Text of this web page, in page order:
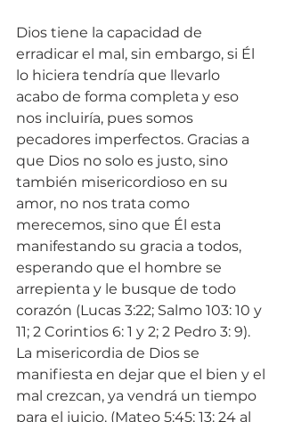
Dios tiene la capacidad de
erradicar el mal, sin embargo, si Él
lo hiciera tendría que llevarlo
acabo de forma completa y eso
nos incluiría, pues somos
pecadores imperfectos. Gracias a
que Dios no solo es justo, sino
también misericordioso en su
amor, no nos trata como
merecemos, sino que Él esta
manifestando su gracia a todos,
esperando que el hombre se
arrepienta y le busque de todo
corazón (Lucas 3:22; Salmo 103: 10 y
11; 2 Corintios 6: 1 y 2; 2 Pedro 3: 9).
La misericordia de Dios se
manifiesta en dejar que el bien y el
mal crezcan, ya vendrá un tiempo
para el juicio. (Mateo 5:45; 13: 24 al